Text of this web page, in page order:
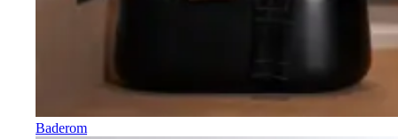
Baderom